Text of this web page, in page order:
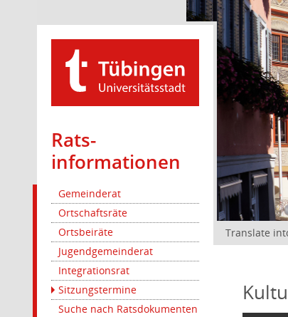
Rats­
informationen
Gemeinderat
Ortschaftsräte
Ortsbeiräte
Jugendgemeinderat
Integrationsrat
Sitzungstermine
Suche nach Ratsdokumenten
Translate